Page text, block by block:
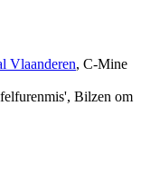
Vlaanderen, C-Mine
Bilzen om